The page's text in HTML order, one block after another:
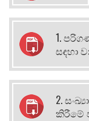
1.
සඳහා
2.
කිරීමේ